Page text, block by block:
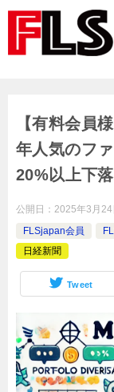
【有料会員
年人気のフ
20%以上下
公開日： 2025年3月24
FLSjapan会員
日経新聞
Tweet